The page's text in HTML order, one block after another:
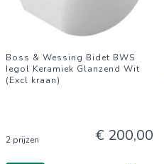
Boss & Wessing Bidet BWS
Iegol Keramiek Glanzend Wit
(Excl kraan)
2 prijzen € 200,00